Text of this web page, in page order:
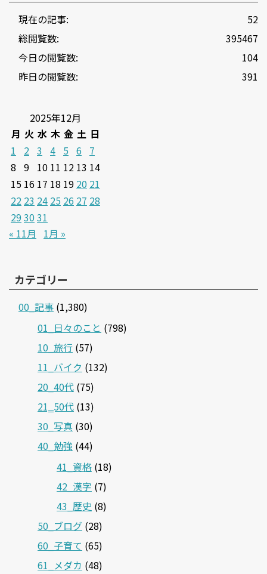
52
現在の記事:
395467
総閲覧数:
104
今日の閲覧数:
391
昨日の閲覧数:
2025年12月
月 火 水 木 金 土 日
1
2 3 4 5 6
7
8 9 10 11 12 13 14
15 16 17 18 19 20 21
22 23 24 25 26 27 28
293031
« 11月
1月 »
カテゴリー
00_記事 (1,380)
01_日々のこと (798)
10_旅行 (57)
11_バイク (132)
20_40代 (75)
21‗50代 (13)
30_写真 (30)
40_勉強 (44)
41_資格 (18)
42_漢字 (7)
43_歴史 (8)
50_ブログ (28)
60_子育て (65)
61_メダカ (48)